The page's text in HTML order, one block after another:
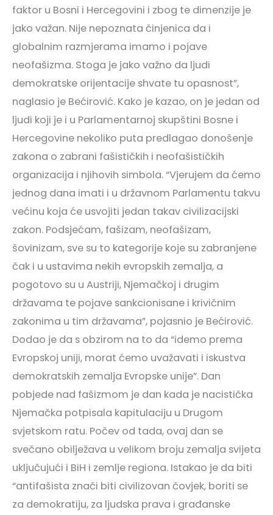
faktor u Bosni i Hercegovini i zbog te dimenzije je
jako važan. Nije nepoznata činjenica da i
globalnim razmjerama imamo i pojave
neofašizma. Stoga je jako važno da ljudi
demokratske orijentacije shvate tu opasnost”,
naglasio je Bećirović. Kako je kazao, on je jedan od
ljudi koji je i u Parlamentarnoj skupštini Bosne i
Hercegovine nekoliko puta predlagao donošenje
zakona o zabrani fašističkih i neofašističkih
organizacija i njihovih simbola. “Vjerujem da ćemo
jednog dana imati i u državnom Parlamentu takvu
većinu koja će usvojiti jedan takav civilizacijski
zakon. Podsjećam, fašizam, neofašizam,
šovinizam, sve su to kategorije koje su zabranjene
čak i u ustavima nekih evropskih zemalja, a
pogotovo su u Austriji, Njemačkoj i drugim
državama te pojave sankcionisane i krivičnim
zakonima u tim državama”, pojasnio je Bećirović.
Dodao je da s obzirom na to da “idemo prema
Evropskoj uniji, morat ćemo uvažavati i iskustva
demokratskih zemalja Evropske unije”. Dan
pobjede nad fašizmom je dan kada je nacistička
Njemačka potpisala kapitulaciju u Drugom
svjetskom ratu. Počev od tada, ovaj dan se
svečano obilježava u velikom broju zemalja svijeta
uključujući i BiH i zemlje regiona. Istakao je da biti
“antifašista znači biti civilizovan čovjek, boriti se
za demokratiju, za ljudska prava i građanske